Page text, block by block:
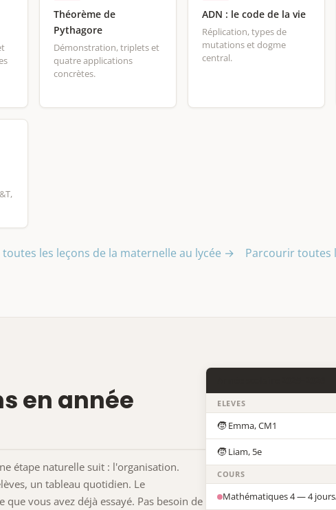
Théorème de
Pythagore
Démonstration, triplets et
quatre applications
concrètes.
ADN : le code de la vie
Réplication, types de
mutations et dogme
central.
les leçons de la maternelle au lycée → Parcourir toutes
en année
étape naturelle suit : l'organisation.
un tableau quotidien. Le
vous avez déjà essayé. Pas besoin de
ELEVES
🧒 Emma, CM1
🧒 Liam, 5e
COURS
Mathématiques 4 — 4